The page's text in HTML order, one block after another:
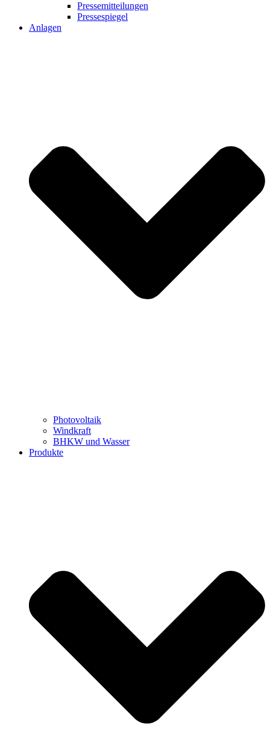
Pressemitteilungen
Pressespiegel
Anlagen
Photovoltaik
Windkraft
BHKW und Wasser
Produkte